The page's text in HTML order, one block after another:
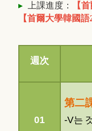
▸ 上課進度： 【首
【首爾大學韓國語
週次
01
第二
-V는